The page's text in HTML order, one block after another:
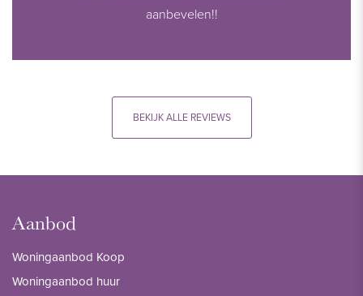
aanbevelen!!
BEKIJK ALLE REVIEWS
Aanbod
Woningaanbod Koop
Woningaanbod huur